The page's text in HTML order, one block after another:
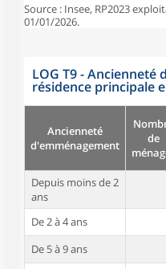
Source : Insee, RP2023
01/01/2026.
LOG T9 - Ancienneté
résidence principale
Ancienneté
d'emménagement
de
Depuis moins de 2
ans
De 2 à 4 ans
De 5 à 9 ans